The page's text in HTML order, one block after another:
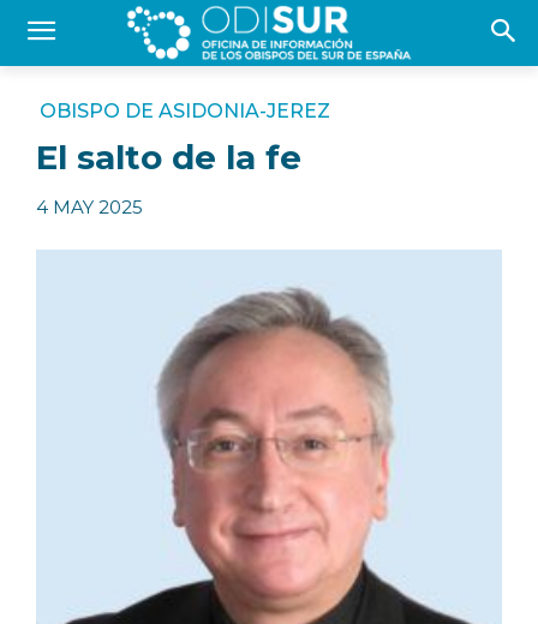
OBISPO DE ASIDONIA-JEREZ
El salto de la fe
4 MAY 2025